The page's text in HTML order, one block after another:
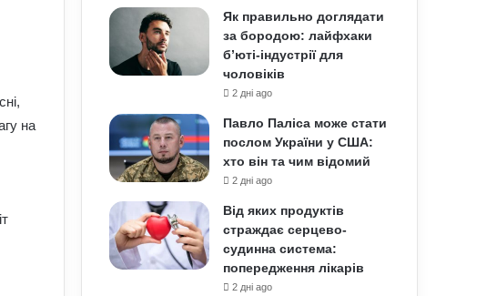
на
Як правильно доглядати
за бородою: лайфхаки
б’юті-індустрії для
чоловіків
2 дні ago
Павло Паліса може стати
послом України у США:
хто він та чим відомий
2 дні ago
Від яких продуктів
страждає серцево-
судинна система:
попередження лікарів
2 дні ago